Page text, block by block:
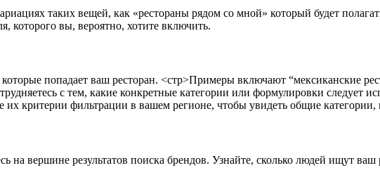
таких вещей, как «рестораны рядом со мной» который будет
которого вы, вероятно, хотите включить.
попадает ваш ресторан. <стр>Примеры включают “мексиканские
с тем, какие конкретные категории или формулировки следует
их критерии фильтрации в вашем регионе, чтобы увидеть общие категории,
на вершине результатов поиска брендов. Узнайте, сколько людей ищут